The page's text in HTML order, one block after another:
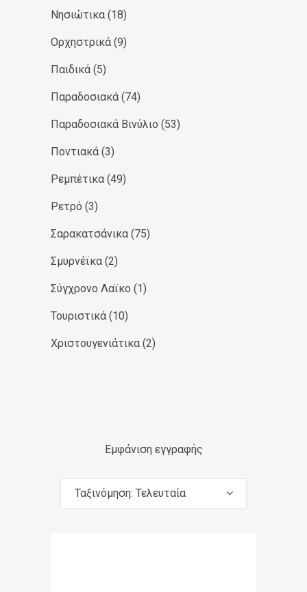
Νησιώτικα (18)
Ορχηστρικά (9)
Παιδικά (5)
Παραδοσιακά (74)
Παραδοσιακά Βινύλιο (53)
Ποντιακά (3)
Ρεμπέτικα (49)
Ρετρό (3)
Σαρακατσάνικα (75)
Σμυρνέϊκα (2)
Σύγχρονο Λαϊκο (1)
Τουριστικά (10)
Χριστουγενιάτικα (2)
Εμφάνιση εγγραφής
Ταξινόμηση: Τελευταία